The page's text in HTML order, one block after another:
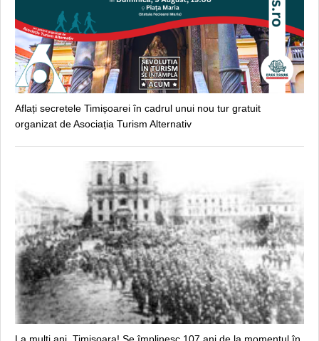
Aflați secretele Timișoarei în cadrul unui nou tur gratuit
organizat de Asociația Turism Alternativ